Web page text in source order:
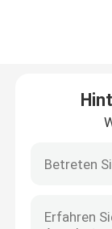
Teile für